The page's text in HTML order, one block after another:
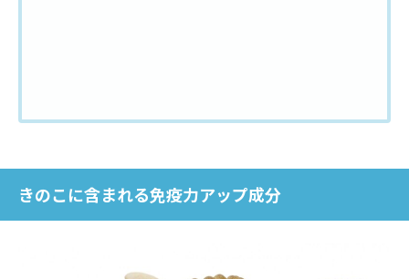
きのこに含まれる免疫力アップ成分